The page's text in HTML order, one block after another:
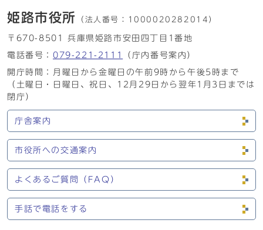
姫路市役所 （法人番号： 1000020282014）
〒670-8501 兵庫県姫路市安田四丁目1番地
電話番号： 079-221-2111
（庁内番号案内）
開庁時間：月曜日から金曜日の午前9時から午後5時まで
（土曜日・日曜日、祝日、12月29日から翌年1月3日までは
閉庁）
庁舎案内
市役所への交通案内
よくあるご質問（FAQ）
手話で電話をする